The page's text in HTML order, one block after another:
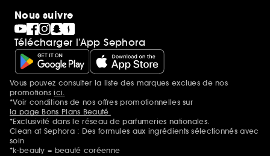
Nous suivre
Télécharger l’App Sephora
Mentions additionnelles
Vous pouvez consulter la liste des marques exclues de nos
promotionsici.
*Voir conditions de nos offres promotionnelles sur
la page Bons Plans Beauté.
*Exclusivité dans le réseau de parfumeries nationales.
Clean at Sephora : Des formules aux ingrédients sélectionnés avec
soin
*k-beauty = beauté coréenne